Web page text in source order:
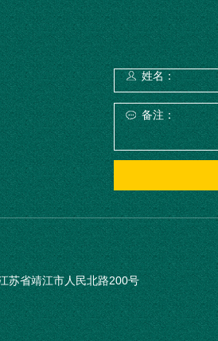
苏省靖江市人民北路200号